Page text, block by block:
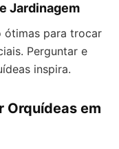
Jardinagem
ótimas para trocar
Perguntar e
inspira.
Orquídeas em